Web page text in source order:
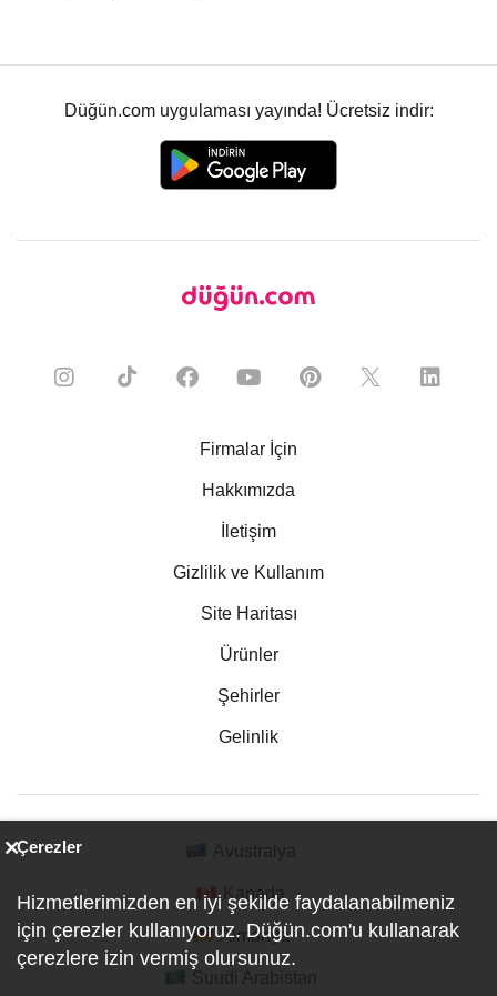
Düğün.com uygulaması yayında! Ücretsiz indir:
Firmalar İçin
Hakkımızda
İletişim
Gizlilik ve Kullanım
Site Haritası
Ürünler
Şehirler
Gelinlik
Kanada
Almanya
Çerezler
Hizmetlerimizden en iyi şekilde faydalanabilmeniz
için çerezler kullanıyoruz. Düğün.com'u kullanarak
çerezlere izin vermiş olursunuz.